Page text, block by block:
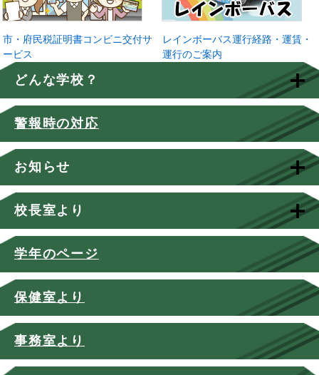
どんな学校？
警報時の対応
お知らせ
校長室より
学年のページ
保健室より
事務室より
市・府民税証明書コンビニ交付サ
ービス
レインボーバス運行経路・運賃・
運行のご案内